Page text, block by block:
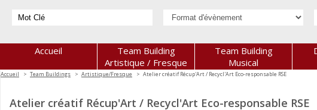
Accueil
Team Building
Artistique / Fresque
Team Building
Musical
Accueil Team Buildings Artistique/Fresque Atelier créatif Récup'Art / Recycl'Art Eco-responsable RSE
Atelier créatif Récup'Art / Recycl'Art Eco-responsable RSE